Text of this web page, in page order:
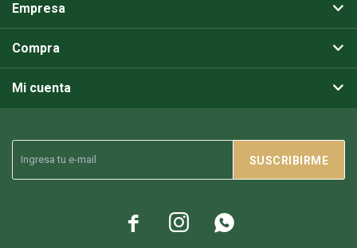
SUSCRIBIRME
  
Empresa
Compra
Mi cuenta